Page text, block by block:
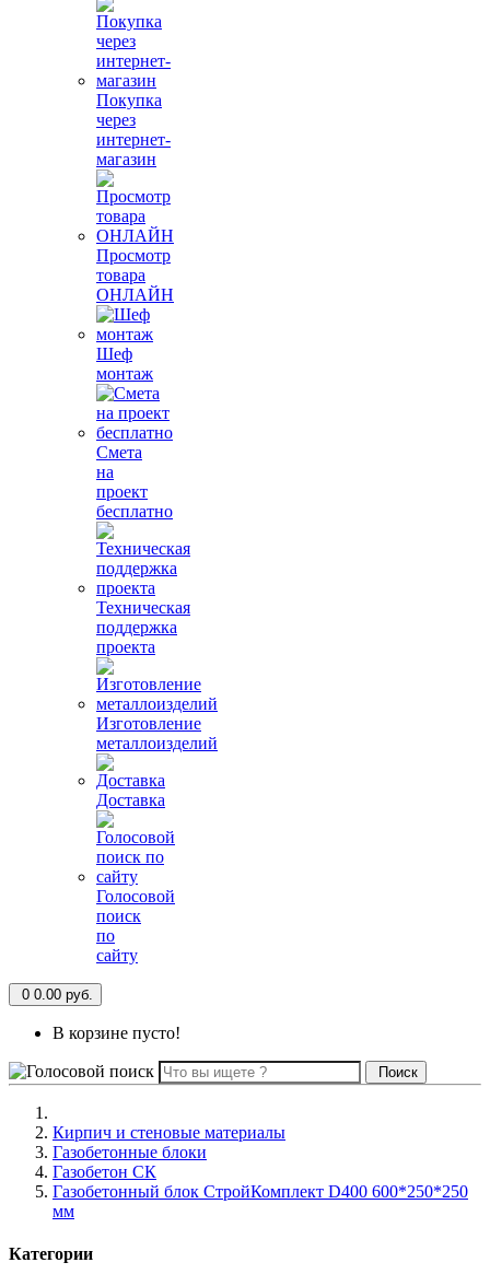
Покупка
через
интернет-
магазин
Просмотр
товара
ОНЛАЙН
Шеф
монтаж
Смета
на
проект
бесплатно
Техническая
поддержка
проекта
Изготовление
металлоизделий
Доставка
Голосовой
поиск
по
сайту
0 0.00 руб.
В корзине пусто!
Поиск
Кирпич и стеновые материалы
Газобетонные блоки
Газобетон СК
Газобетонный блок СтройКомплект D400 600*250*250
мм
Категории